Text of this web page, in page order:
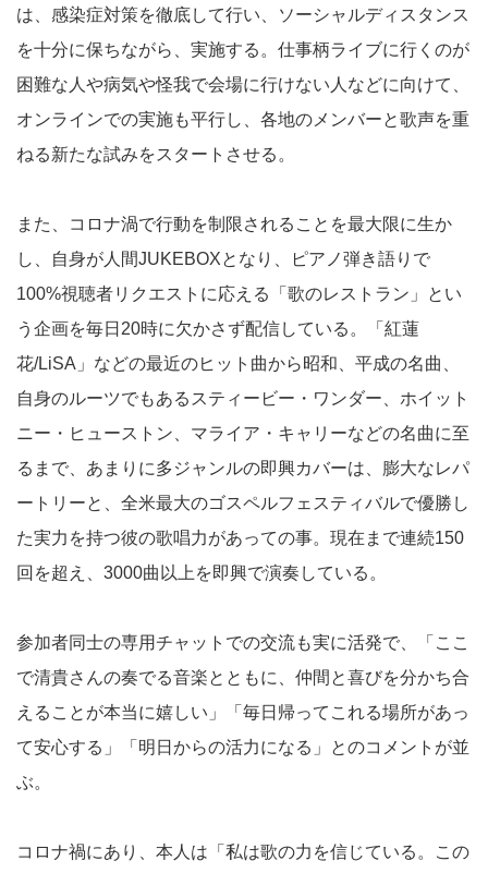
は、感染症対策を徹底して行い、ソーシャルディスタンス
を十分に保ちながら、実施する。仕事柄ライブに行くのが
困難な人や病気や怪我で会場に行けない人などに向けて、
オンラインでの実施も平行し、各地のメンバーと歌声を重
ねる新たな試みをスタートさせる。
また、コロナ渦で行動を制限されることを最大限に生か
し、自身が人間JUKEBOXとなり、ピアノ弾き語りで
100%視聴者リクエストに応える「歌のレストラン」とい
う企画を毎日20時に欠かさず配信している。「紅蓮
花/LiSA」などの最近のヒット曲から昭和、平成の名曲、
自身のルーツでもあるスティービー・ワンダー、ホイット
ニー・ヒューストン、マライア・キャリーなどの名曲に至
るまで、あまりに多ジャンルの即興カバーは、膨大なレパ
ートリーと、全米最大のゴスペルフェスティバルで優勝し
た実力を持つ彼の歌唱力があっての事。現在まで連続150
回を超え、3000曲以上を即興で演奏している。
参加者同士の専用チャットでの交流も実に活発で、「ここ
で清貴さんの奏でる音楽とともに、仲間と喜びを分かち合
えることが本当に嬉しい」「毎日帰ってこれる場所があっ
て安心する」「明日からの活力になる」とのコメントが並
ぶ。
コロナ禍にあり、本人は「私は歌の力を信じている。この